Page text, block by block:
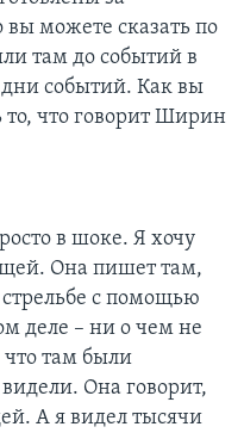
можете сказать по
там до событий в
событий. Как вы
что говорит Ширин
в шоке. Я хочу
Она пишет там,
с помощью
деле – ни о чем не
там были
Она говорит,
А я видел тысячи